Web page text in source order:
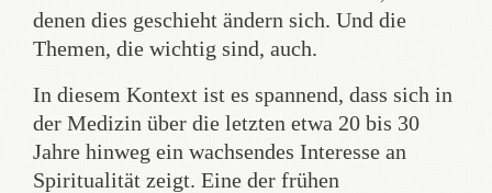
denen dies geschieht ändern sich. Und die
Themen, die wichtig sind, auch.
In diesem Kontext ist es spannend, dass sich in
der Medizin über die letzten etwa 20 bis 30
Jahre hinweg ein wachsendes Interesse an
Spiritualität zeigt. Eine der frühen